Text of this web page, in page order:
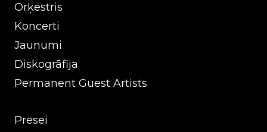
Orķestris
Koncerti
Jaunumi
Diskogrāfija
Permanent Guest Artists
Presei